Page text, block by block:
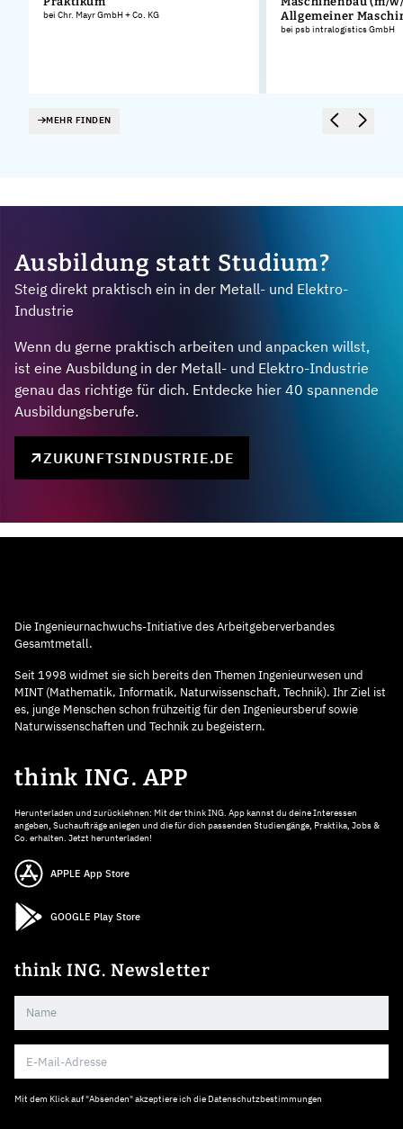
bei Chr. Mayr GmbH + Co. KG
Allgemeiner
bei psb intralogistics GmbH
MEHR FINDEN
Ausbildung statt Studium?
Steig direkt praktisch ein in der Metall- und Elektro-
Industrie
Wenn du gerne praktisch arbeiten und anpacken willst,
ist eine Ausbildung in der Metall- und Elektro-Industrie
genau das richtige für dich. Entdecke hier 40 spannende
Ausbildungsberufe.
ZUKUNFTSINDUSTRIE.DE
Die Ingenieurnachwuchs-Initiative des Arbeitgeberverbandes
Gesamtmetall.
Seit 1998 widmet sie sich bereits den Themen Ingenieurwesen und
MINT (Mathematik, Informatik, Naturwissenschaft, Technik). Ihr Ziel ist
es, junge Menschen schon frühzeitig für den Ingenieursberuf sowie
Naturwissenschaften und Technik zu begeistern.
think ING. APP
Herunterladen und zurücklehnen: Mit der think ING. App kannst du deine Interessen
angeben, Suchaufträge anlegen und die für dich passenden Studiengänge, Praktika, Jobs &
Co. erhalten. Jetzt herunterladen!
APPLE App Store
GOOGLE Play Store
think ING. Newsletter
Mit dem Klick auf "Absenden" akzeptiere ich die Datenschutzbestimmungen